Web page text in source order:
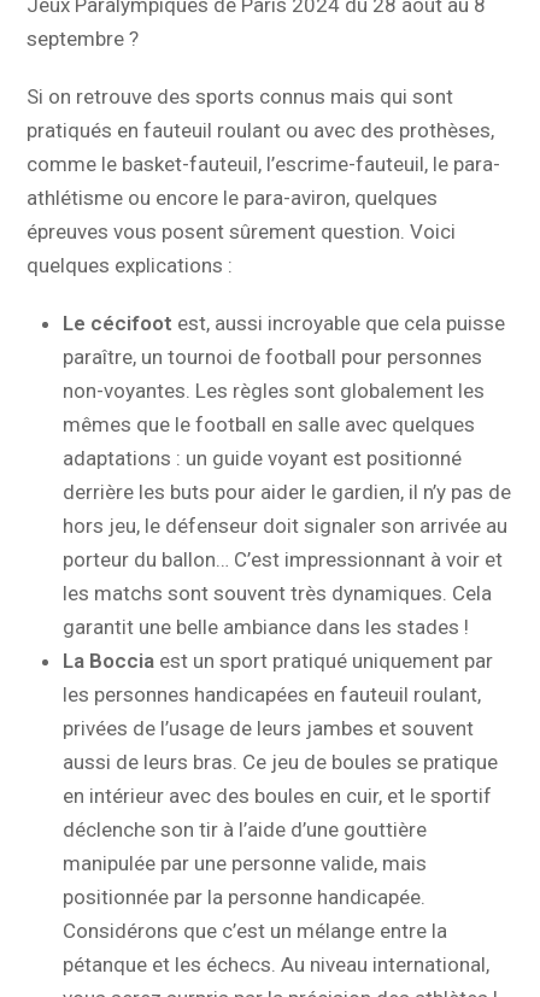
Jeux Paralympiques de Paris 2024 du 28 août au 8
septembre ?
Si on retrouve des sports connus mais qui sont
pratiqués en fauteuil roulant ou avec des prothèses,
comme le basket-fauteuil, l’escrime-fauteuil, le para-
athlétisme ou encore le para-aviron, quelques
épreuves vous posent sûrement question. Voici
quelques explications :
Le cécifoot est, aussi incroyable que cela puisse
paraître, un tournoi de football pour personnes
non-voyantes. Les règles sont globalement les
mêmes que le football en salle avec quelques
adaptations : un guide voyant est positionné
derrière les buts pour aider le gardien, il n’y pas de
hors jeu, le défenseur doit signaler son arrivée au
porteur du ballon… C’est impressionnant à voir et
les matchs sont souvent très dynamiques. Cela
garantit une belle ambiance dans les stades !
La Boccia est un sport pratiqué uniquement par
les personnes handicapées en fauteuil roulant,
privées de l’usage de leurs jambes et souvent
aussi de leurs bras. Ce jeu de boules se pratique
en intérieur avec des boules en cuir, et le sportif
déclenche son tir à l’aide d’une gouttière
manipulée par une personne valide, mais
positionnée par la personne handicapée.
Considérons que c’est un mélange entre la
pétanque et les échecs. Au niveau international,